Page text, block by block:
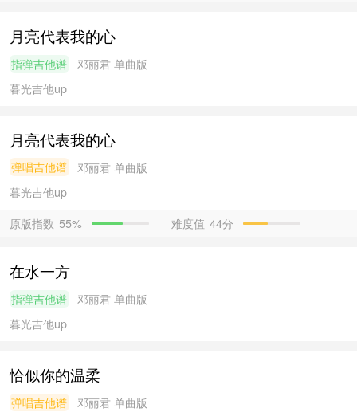
月亮代表我的心
指弹吉他谱 邓丽君 单曲版
暮光吉他up
月亮代表我的心
弹唱吉他谱 邓丽君 单曲版
暮光吉他up
原版指数 55% 难度值 44分
在水一方
指弹吉他谱 邓丽君 单曲版
暮光吉他up
恰似你的温柔
弹唱吉他谱 邓丽君 单曲版